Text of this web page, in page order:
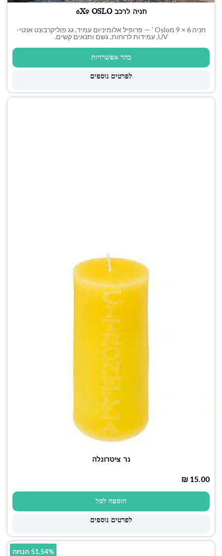
חניה לרכב 6X9 OSLO
חניה 6 × 9 מʼ Oslo — פרופיל אלומיניום עמיד, גג פוליקרבונט אנטי-
UV, עמידות לרוחות, גשם ותנאים קשים.
בחר אפשרויות
לפרטים נוספים
נר ציטרונלה
₪
הוספה לסל
לפרטים נוספים
51.54% הנחה